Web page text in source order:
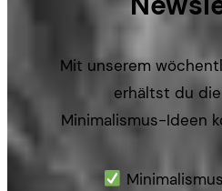
Mit unserem
erhältst du
Minimalismus-Ideen
Minimalismus